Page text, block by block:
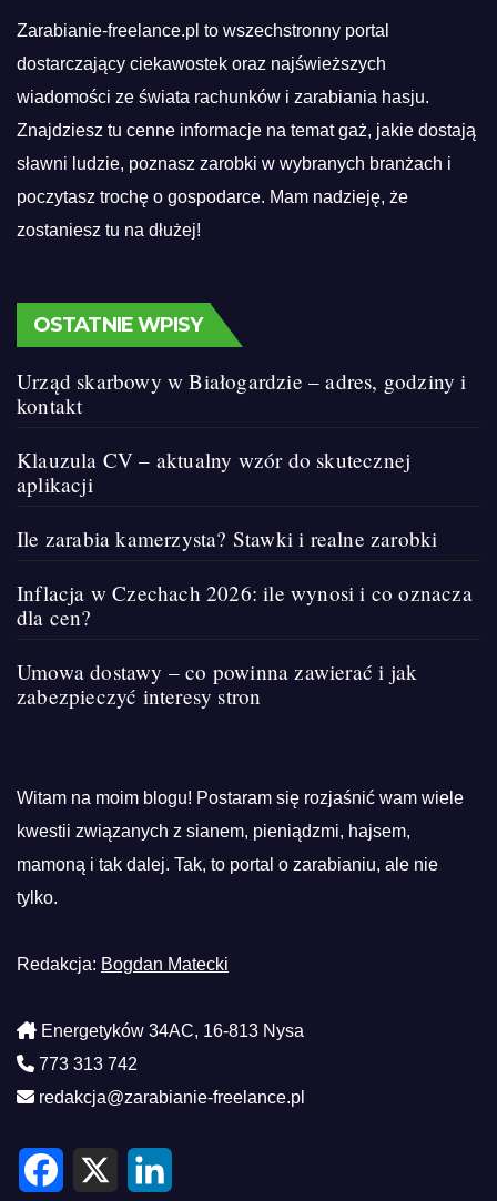
Zarabianie-freelance.pl to wszechstronny portal
dostarczający ciekawostek oraz najświeższych
wiadomości ze świata rachunków i zarabiania hasju.
Znajdziesz tu cenne informacje na temat gaż, jakie dostają
sławni ludzie, poznasz zarobki w wybranych branżach i
poczytasz trochę o gospodarce. Mam nadzieję, że
zostaniesz tu na dłużej!
OSTATNIE WPISY
Urząd skarbowy w Białogardzie – adres, godziny i
kontakt
Klauzula CV – aktualny wzór do skutecznej
aplikacji
Ile zarabia kamerzysta? Stawki i realne zarobki
Inflacja w Czechach 2026: ile wynosi i co oznacza
dla cen?
Umowa dostawy – co powinna zawierać i jak
zabezpieczyć interesy stron
Witam na moim blogu! Postaram się rozjaśnić wam wiele
kwestii związanych z sianem, pieniądzmi, hajsem,
mamoną i tak dalej. Tak, to portal o zarabianiu, ale nie
tylko.
Redakcja: Bogdan Matecki
Energetyków 34AC, 16-813 Nysa
773 313 742
redakcja@zarabianie-freelance.pl
F
X